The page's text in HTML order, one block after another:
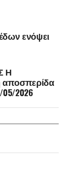
ενόψει
Η
αποσπερίδα
2026